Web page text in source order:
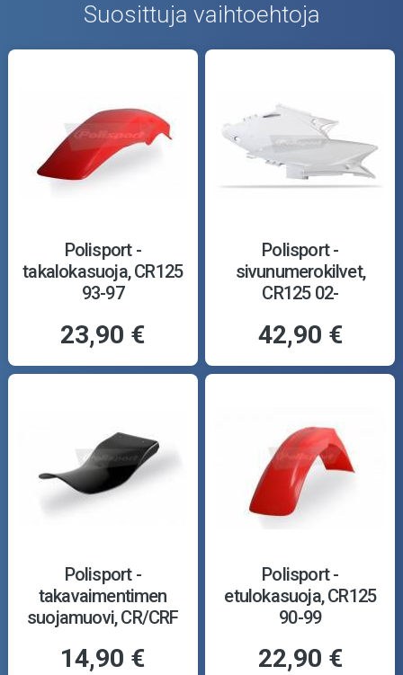
Suosittuja vaihtoehtoja
Polisport -
takalokasuoja, CR125
93-97
23,90 €
Polisport -
sivunumerokilvet,
CR125 02-
42,90 €
Polisport -
takavaimentimen
suojamuovi, CR/CRF
14,90 €
Polisport -
etulokasuoja, CR125
90-99
22,90 €